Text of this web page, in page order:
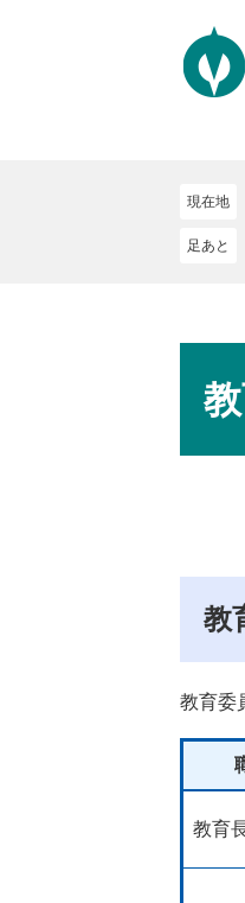
現在地
教
教育委
教育